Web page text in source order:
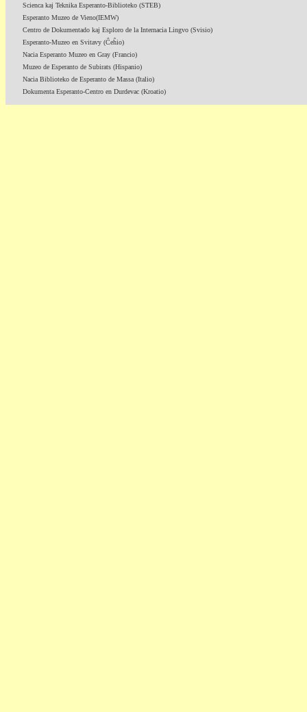
Scienca kaj Teknika Esperanto-Biblioteko (STEB)
Esperanto Muzeo de Vieno(IEMW)
Centro de Dokumentado kaj Esploro de la Internacia Lingvo (Svisio)
Esperanto-Muzeo en Svitavy (Ĉeĥio)
Nacia Esperanto Muzeo en Gray (Francio)
Muzeo de Esperanto de Subirats (Hispanio)
Nacia Biblioteko de Esperanto de Massa (Italio)
Dokumenta Esperanto-Centro en Durdevac (Kroatio)